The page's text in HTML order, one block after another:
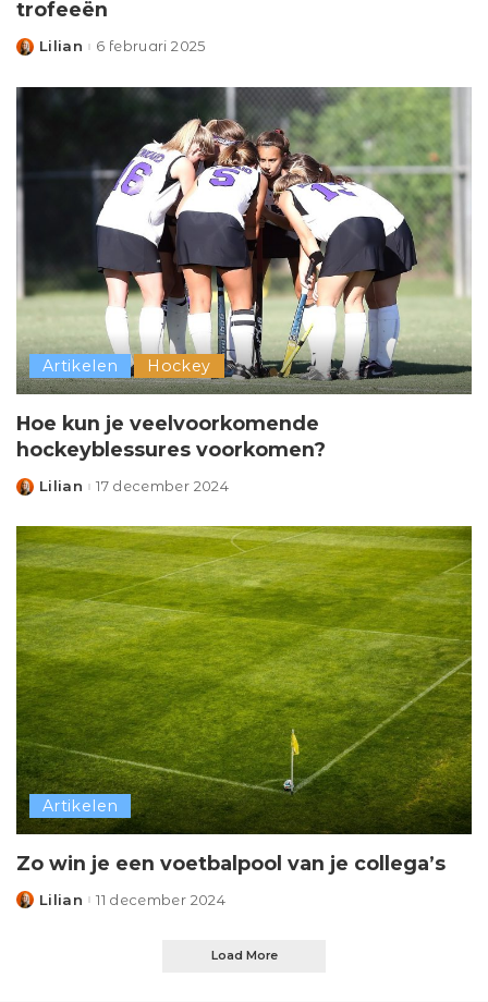
trofeeën
Posted
Lilian 6 februari 2025
Artikelen Hockey
Hoe kun je veelvoorkomende
hockeyblessures voorkomen?
Posted
Lilian 17 december 2024
Artikelen
Zo win je een voetbalpool van je collega’s
Posted
Lilian 11 december 2024
Load More